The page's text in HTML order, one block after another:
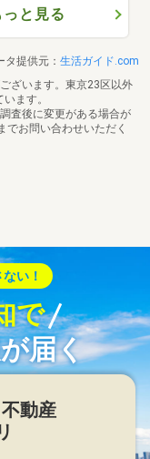
と見る
タ提供元： 生活ガイド.com
ざいます。東京23区以外
ます。
査後に変更がある場合が
でお問い合わせいただく
い！
で
届く
動産